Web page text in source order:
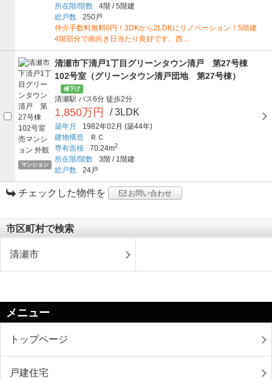
所在階/階数 4階 /5階建
総戸数
250戸
仲介手数料無料0円！3DKから2LDKにリノベーション！5階建
4階部分で南向き日当たり良好です。西…
マンション
清瀬市下清戸1丁目グリーンタウン清戸 第27号棟
102号室（グリーンタウン清戸団地 第27号棟）
値下げ
清瀬駅 バス6分 徒歩2分
1,850万円 / 3LDK
築年月 1982年02月 (築44年)
建物構造
ＲＣ
専有面積
70.24m2
所在階/階数 3階 /1階建
総戸数
24戸
チェックした物件を お問い合わせ
市区町村で検索
清瀬市
メニュー
トップページ
戸建住宅